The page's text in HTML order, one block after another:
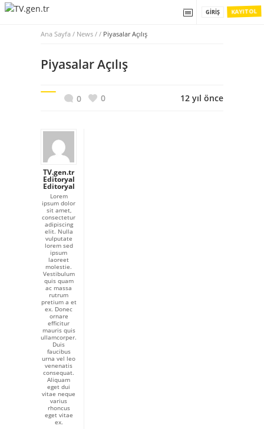
KAYIT OL
GIRIŞ
Ana Sayfa / News / / Piyasalar Açılış
Piyasalar Açılış
0 0 12 yıl önce
TV.gen.tr
Editoryal
Editoryal
Lorem
ipsum dolor
sit amet,
consectetur
adipiscing
elit. Nulla
vulputate
lorem sed
ipsum
laoreet
molestie.
Vestibulum
quis quam
ac massa
rutrum
pretium a et
ex. Donec
ornare
efficitur
mauris quis
ullamcorper.
Duis
faucibus
urna vel leo
venenatis
consequat.
Aliquam
eget dui
vitae neque
varius
rhoncus
eget vitae
ex.